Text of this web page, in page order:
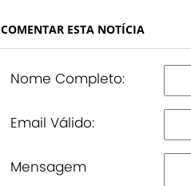
COMENTAR ESTA NOTÍCIA
Nome Completo:
Email Válido:
Mensagem